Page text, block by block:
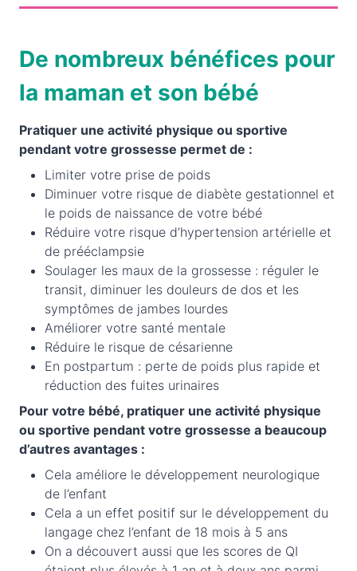
De nombreux bénéfices pour
la maman et son bébé
Pratiquer une activité physique ou sportive
pendant votre grossesse permet de :
Limiter votre prise de poids
Diminuer votre risque de diabète gestationnel et
le poids de naissance de votre bébé
Réduire votre risque d’hypertension artérielle et
de prééclampsie
Soulager les maux de la grossesse : réguler le
transit, diminuer les douleurs de dos et les
symptômes de jambes lourdes
Améliorer votre santé mentale
Réduire le risque de césarienne
En postpartum : perte de poids plus rapide et
réduction des fuites urinaires
Pour votre bébé, pratiquer une activité physique
ou sportive pendant votre grossesse a beaucoup
d’autres avantages :
Cela améliore le développement neurologique
de l’enfant
Cela a un effet positif sur le développement du
langage chez l’enfant de 18 mois à 5 ans
On a découvert aussi que les scores de QI